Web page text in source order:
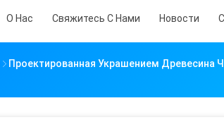
О Нас Свяжитесь С Нами Новости
Проектированная Украшением Древесина